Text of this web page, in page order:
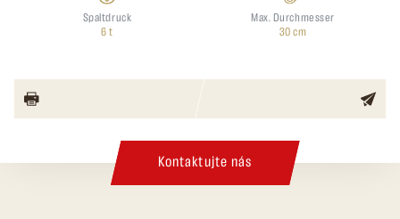
Spaltdruck
6 t
Max. Durchmesser
30 cm
Kontaktujte nás